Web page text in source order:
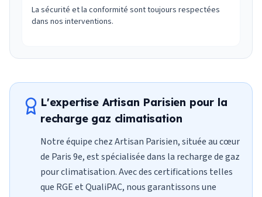
La sécurité et la conformité sont toujours respectées
dans nos interventions.
L'expertise Artisan Parisien pour la
recharge gaz climatisation
Notre équipe chez Artisan Parisien, située au cœur
de Paris 9e, est spécialisée dans la recharge de gaz
pour climatisation. Avec des certifications telles
que RGE et QualiPAC, nous garantissons une